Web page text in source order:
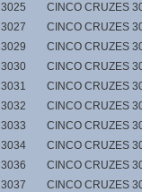
3025
CINCO CRUZES
3027
CINCO CRUZES
3029
CINCO CRUZES
3030
CINCO CRUZES
3031
CINCO CRUZES
3032
CINCO CRUZES
3033
CINCO CRUZES
3034
CINCO CRUZES
3036
CINCO CRUZES
3037
CINCO CRUZES